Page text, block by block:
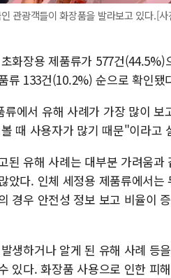
관광객들이 화장품을 발라보고 있다.[
화장용 제품류가 577건(44.5%)
류 133건(10.2%) 순으로 확인됐
류에서 유해 사례가 가장 많이
때 사용자가 많기 때문"이라고
된 유해 사례는 대부분 가려움
았다. 인체 세정용 제품류에서
경우 안전성 정보 보고 비율이
생하거나 알게 된 유해 사례 등
있다. 화장품 사용으로 인한 피